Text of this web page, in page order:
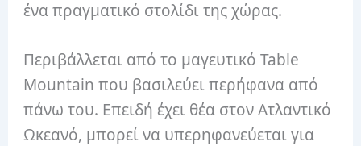
ένα πραγματικό στολίδι της χώρας.
Περιβάλλεται από το μαγευτικό Table
Mountain που βασιλεύει περήφανα από
πάνω του. Επειδή έχει θέα στον Ατλαντικό
Ωκεανό, μπορεί να υπερηφανεύεται για